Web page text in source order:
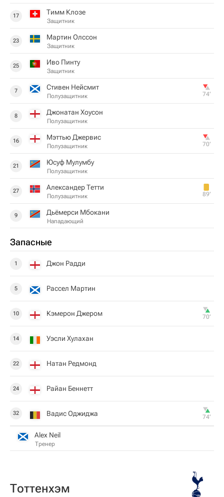
17 Тимм Клозе
Защитник
23 Мартин Олссон
Защитник
25 Иво Пинту
Защитник
7 Стивен Нейсмит
Полузащитник 74‎’‎
8 Джонатан Хоусон
Полузащитник
16 Мэттью Джервис
Полузащитник 70‎’‎
21 Юсуф Мулумбу
Полузащитник
27 Александер Тетти
Полузащитник 89‎’‎
9 Дьёмерси Мбокани
Нападающий
Запасные
1 Джон Радди
5 Рассел Мартин
10 Кэмерон Джером 70‎’‎
14 Уэсли Хулахан
22 Натан Редмонд
24 Райан Беннетт
32 Вадис Оджиджа 74‎’‎
Alex Neil
Тренер
Тоттенхэм